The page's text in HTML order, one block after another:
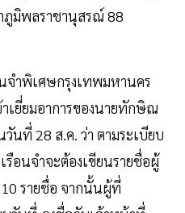
ภูมิพลราชานุสรณ์ 88
จำพิเศษกรุงเทพมหานคร
เยี่ยมอาการของนายทักษิณ
นที่ 28 ส.ค. ว่า ตามระเบียบ
อนจำจะต้องเขียนรายชื่อผู้
10 รายชื่อ จากนั้นผู้ที่